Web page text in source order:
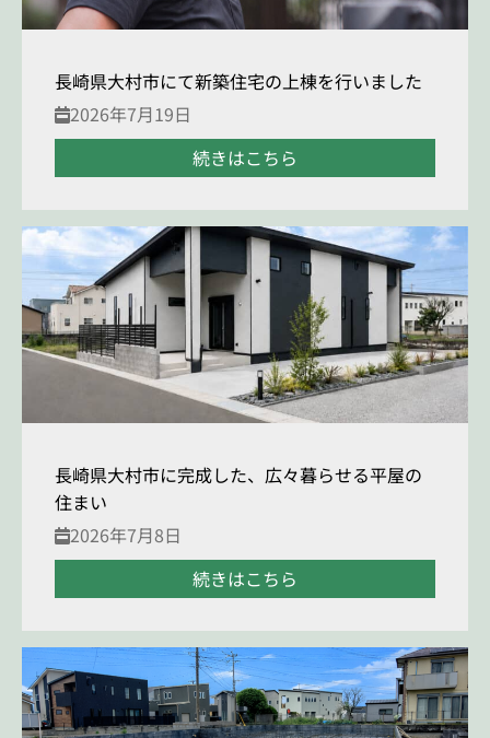
長崎県大村市にて新築住宅の上棟を行いました
2026年7月19日
続きはこちら
長崎県大村市に完成した、広々暮らせる平屋の
住まい
2026年7月8日
続きはこちら